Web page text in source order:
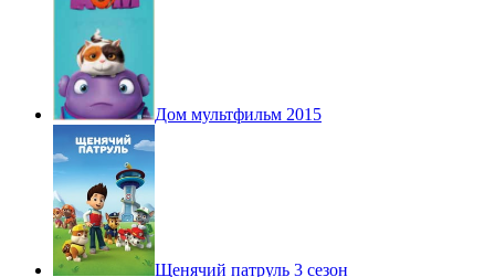
Дом мультфильм 2015
Щенячий патруль 3 сезон